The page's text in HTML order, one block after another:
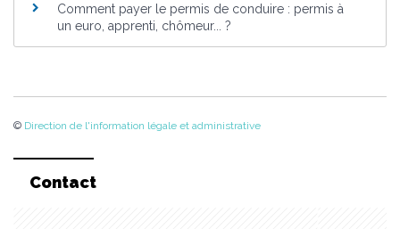
Comment payer le permis de conduire : permis à
un euro, apprenti, chômeur... ?
© Direction de l'information légale et administrative
Contact